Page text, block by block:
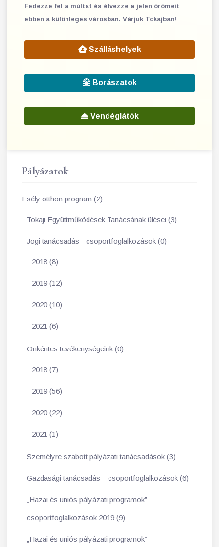
Fedezze fel a múltat és élvezze a jelen örömeit
ebben a különleges városban. Várjuk Tokajban!
Szálláshelyek
Borászatok
Vendéglátók
Pályázatok
Esély otthon program (2)
Tokaji Együttműködések Tanácsának ülései (3)
Jogi tanácsadás - csoportfoglalkozások (0)
2018 (8)
2019 (12)
2020 (10)
2021 (6)
Önkéntes tevékenységeink (0)
2018 (7)
2019 (56)
2020 (22)
2021 (1)
Személyre szabott pályázati tanácsadások (3)
Gazdasági tanácsadás – csoportfoglalkozások (6)
„Hazai és uniós pályázati programok”
csoportfoglalkozások 2019 (9)
„Hazai és uniós pályázati programok”